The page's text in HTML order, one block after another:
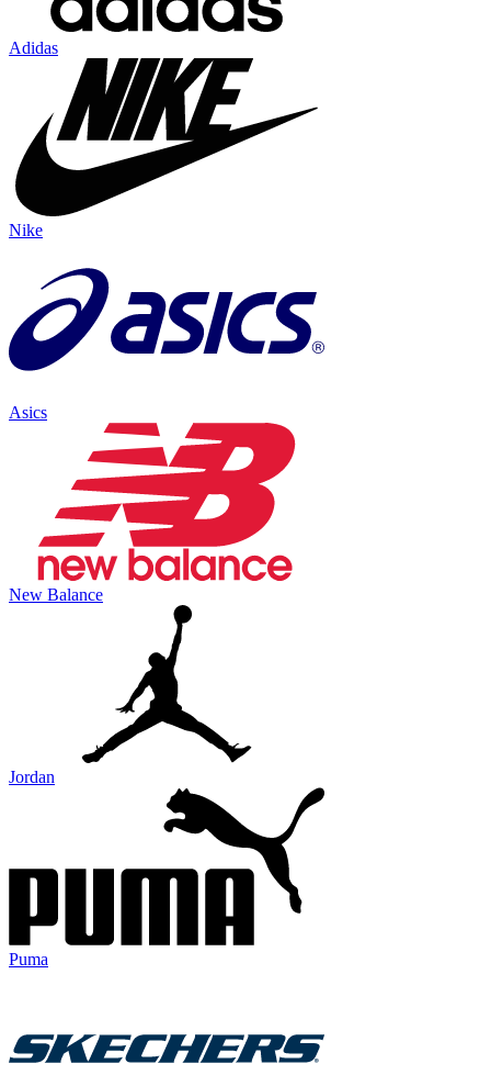
Adidas
Nike
Asics
New Balance
Jordan
Puma